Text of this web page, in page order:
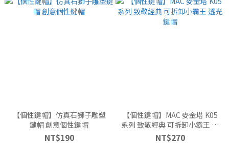
【個性鍵帽】仿真石獅子雕塑
鍵帽 創意個性鍵帽
NT$190
【個性鍵帽】MAC 麥金塔 K05
系列 致敬經典 可拆卸小霸王 透
光鍵帽
NT$270